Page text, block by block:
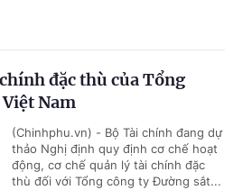
đặc thù của Tổng
Nam
(Chinhphu.vn) - Bộ Tài chính đang dự
thảo Nghị định quy định cơ chế hoạt
động, cơ chế quản lý tài chính đặc
thù đối với Tổng công ty Đường sắt...